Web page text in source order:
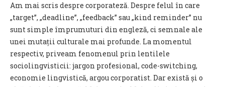
Am mai scris despre corporateză. Despre felul în care
„target”, „deadline”, „feedback” sau „kind reminder” nu
sunt simple împrumuturi din engleză, ci semnale ale
unei mutații culturale mai profunde. La momentul
respectiv, priveam fenomenul prin lentilele
sociolingvisticii: jargon profesional, code-switching,
economie lingvistică, argou corporatist. Dar există și o